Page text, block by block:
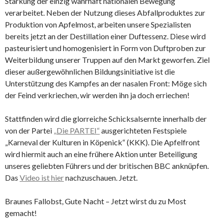
verarbeitet. Neben der Nutzung dieses Abfallproduktes zur
Produktion von Apfelmost, arbeiten unsere Spezialisten
bereits jetzt an der Destillation einer Duftessenz. Diese wird
pasteurisiert und homogenisiert in Form von Duftproben zur
Weiterbildung unserer Truppen auf den Markt geworfen. Ziel
dieser außergewöhnlichen Bildungsinitiative ist die
Unterstützung des Kampfes an der nasalen Front: Möge sich
der Feind verkriechen, wir werden ihn ja doch erriechen!
Stattfinden wird die glorreiche Schicksalsernte innerhalb der
von der Partei „Die PARTEI“ausgerichteten Festspiele
„Karneval der Kulturen in Köpenick“ (KKK). Die Apfelfront
wird hiermit auch an eine frühere Aktion unter Beteiligung
unseres geliebten Führers und der britischen BBC anknüpfen.
Das Video ist hiernachzuschauen. Jetzt.
Braunes Fallobst, Gute Nacht – Jetzt wirst du zu Most
gemacht!